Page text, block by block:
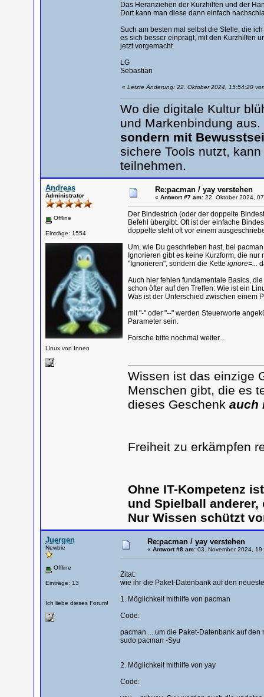
Das Heranziehen der Kurzhilfen und der
Dort kann man diese dann einfach
Such am besten mal selbst die Stelle, die
es sich besser einprägt, mit den Kurzhilfen
jetzt vorgemacht.
LG
Sebastian
« Letzte Änderung: 22. Oktober 2024, 15:54:20
Wo die digitale Kultur
und Markenbindung aus.
sondern mit
sichere Tools nutzt,
teilnehmen.
Andreas
Administrator
Offline
Einträge: 1554
Linux von Innen
Re:pacman / yay verstehen
« Antwort #7 am:22. Oktober 2024,
Der Bindestrich (oder der doppelte
Befehl übergibt. Oft ist der einfache
doppelte steht oft vor einem
Um, wie Du geschrieben hast, bei
Ignorieren gibt es keine Kurzform, die
"Ignorieren", sondern die Kette ignore=...
Auch hier fehlen fundamentale Basics,
schon öfter auf den Treffen: Wie ist ein
Was ist der Unterschied zwischen einem
mit "-" oder "--" werden Steuerworte
Parameter sein.
Forsche bitte nochmal weiter...
Wissen ist das einzige
Menschen gibt, die es
dieses Geschenk auch
Freiheit zu erkämpfen
Ohne IT-Kompetenz
und Spielball anderer,
Nur Wissen schützt
Juergen
Newbie
Offline
Einträge: 13
Ich liebe dieses Forum!
Re:pacman / yay verstehen
« Antwort #8 am:03. November 2024,
Zitat:
wie ihr die Paket-Datenbank auf den
1. Möglichkeit mithilfe von pacman
Code:
pacman ....um die Paket-Datenbank auf
sudo pacman -Syu
2. Möglichkeit mithilfe von yay
Code: